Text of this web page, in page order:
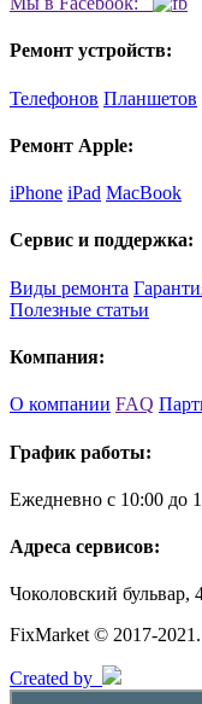
Ремонт устройств:
Телефонов Планшетов
Ремонт Apple:
iPhone iPad MacBook
Сервис и поддержка:
Виды ремонта
Полезные статьи
Компания:
О компании FAQ
График работы:
Ежедневно с 10:00 до
Адреса сервисов:
Чоколовский бульвар,
FixMarket © 2017-
Created by